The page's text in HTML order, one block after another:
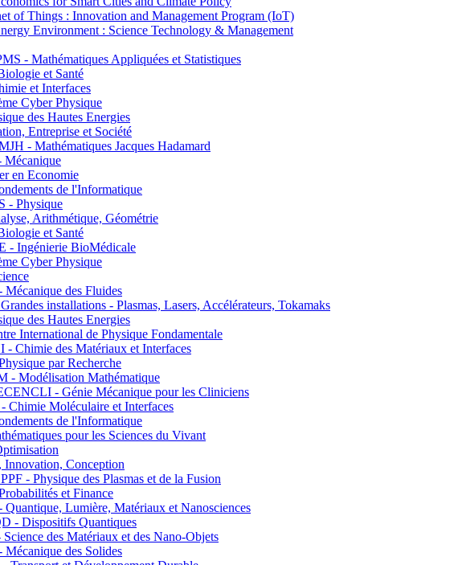
of Things : Innovation and Management Program (IoT)
Environment : Science Technology & Management
- Mathématiques Appliquées et Statistiques
et Santé
et Interfaces
Cyber Physique
des Hautes Energies
Entreprise et Société
- Mathématiques Jacques Hadamard
en Economie
de l'Informatique
- Physique
Arithmétique, Géométrie
et Santé
Ingénierie BioMédicale
Cyber Physique
des Fluides
installations - Plasmas, Lasers, Accélérateurs, Tokamaks
des Hautes Energies
International de Physique Fondamentale
des Matériaux et Interfaces
par Recherche
Modélisation Mathématique
- Génie Mécanique pour les Cliniciens
Moléculaire et Interfaces
de l'Informatique
pour les Sciences du Vivant
Conception
- Physique des Plasmas et de la Fusion
et Finance
Lumière, Matériaux et Nanosciences
- Dispositifs Quantiques
des Matériaux et des Nano-Objets
des Solides